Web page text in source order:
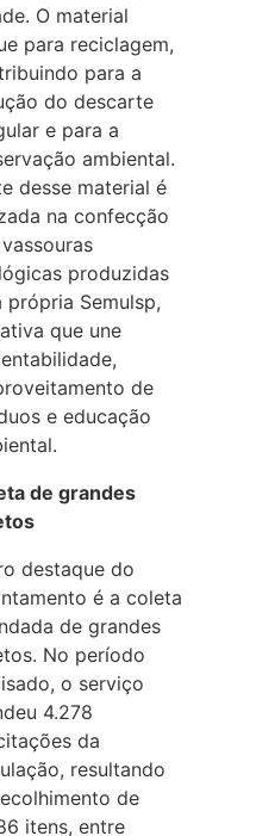
O material
para reciclagem,
para a
do descarte
e para a
ambiental.
desse material é
na confecção
produzidas
própria Semulsp,
que une
de
e educação
de grandes
destaque do
é a coleta
de grandes
No período
o serviço
4.278
da
resultando
de
itens, entre